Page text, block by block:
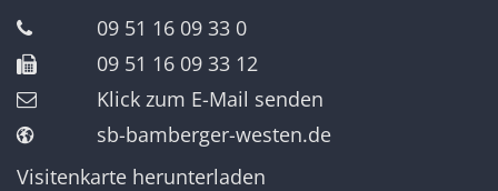
09 51 16 09 33 0
09 51 16 09 33 12
Klick zum E-Mail senden
sb-bamberger-westen.de
Visitenkarte herunterladen